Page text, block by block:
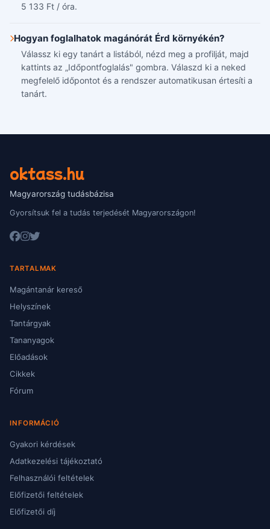
5 133 Ft / óra.
Hogyan foglalhatok magánórát Érd környékén?
Válassz ki egy tanárt a listából, nézd meg a profilját, majd
kattints az „Időpontfoglalás" gombra. Válaszd ki a neked
megfelelő időpontot és a rendszer automatikusan értesíti a
tanárt.
oktass.hu
Magyarország tudásbázisa
Gyorsítsuk fel a tudás terjedését Magyarországon!
TARTALMAK
Magántanár kereső
Helyszínek
Tantárgyak
Tananyagok
Előadások
Cikkek
Fórum
INFORMÁCIÓ
Gyakori kérdések
Adatkezelési tájékoztató
Felhasználói feltételek
Előfizetői feltételek
Előfizetői díj